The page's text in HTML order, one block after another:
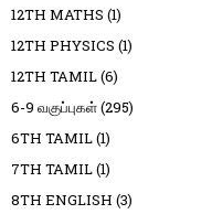
12TH MATHS (1)
12TH PHYSICS (1)
12TH TAMIL(6)
6-9 வகுப்புகள்(295)
6TH TAMIL(1)
7TH TAMIL(1)
8TH ENGLISH (3)